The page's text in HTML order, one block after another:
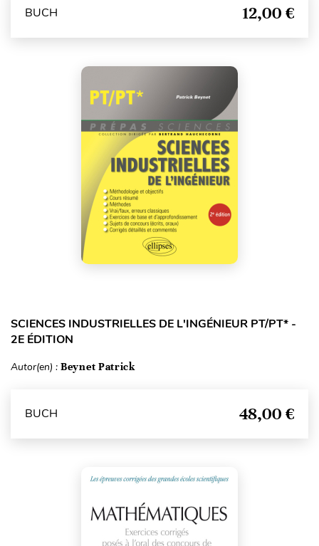
BUCH 12,00 €
SCIENCES INDUSTRIELLES DE L'INGÉNIEUR PT/PT* -
2E ÉDITION
Autor(en) : Beynet Patrick
BUCH 48,00 €